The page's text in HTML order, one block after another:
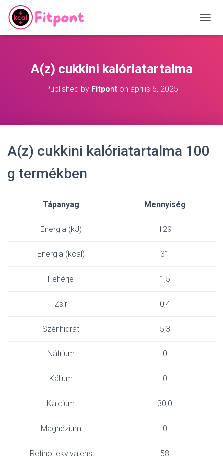
O
I
O
A(z) cukkini kalóriatartalma
Published by Fitponton április 6, 2025
A(z) cukkini kalóriatartalma 100
g termékben
Tápanyag Mennyiség
Energia (kJ) 129
Energia (kcal) 31
Fehérje 1,5
Zsír 0,4
Szénhidrát 5,3
Nátrium 0
Kálium 0
Kalcium 30,0
Magnézium 0
Retinol ekvivalens 58